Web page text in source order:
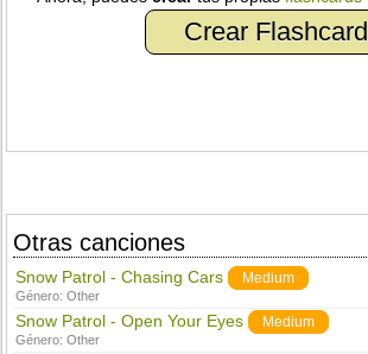
Crear Flashcard
Otras canciones
Snow Patrol - Chasing Cars Medium
Género:Other
Snow Patrol - Open Your Eyes Medium
Género:Other